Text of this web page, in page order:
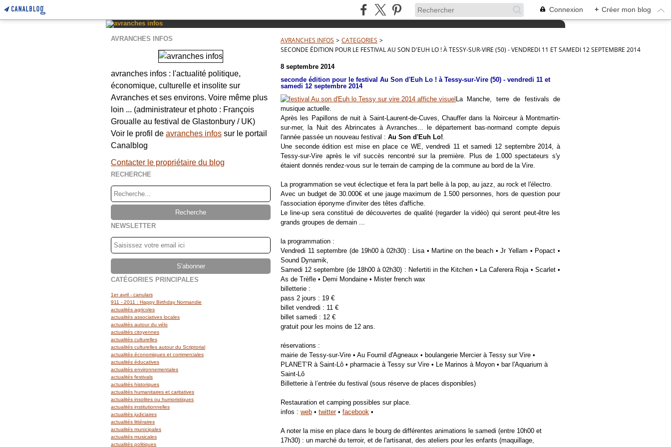
Connexion + Créer mon blog
AVRANCHES INFOS
avranches infos : l'actualité politique,
économique, culturelle et insolite sur
Avranches et ses environs. Voire même plus
loin ... (administrateur et photo : François
Groualle au festival de Glastonbury / UK)
Voir le profil de avranches infos sur le portail
Canalblog
Contacter le propriétaire du blog
RECHERCHE
NEWSLETTER
CATÉGORIES PRINCIPALES
1er avril - canulars
911 - 2011 : Happy Birthday Normandie
actualités agricoles
actualités associatives locales
actualités autour du vélo
actualités citoyennes
actualités culturelles
actualités culturelles autour du Scriptorial
actualités économiques et commerciales
actualités éducatives
actualités environnementales
actualités festivals
actualités historiques
actualités humanitaires et caritatives
actualités insolites ou humoristiques
actualités institutionnelles
actualités judiciaires
actualités littéraires
actualités municipales
actualités musicales
actualités politiques
AVRANCHES INFOS > CATEGORIES >
SECONDE ÉDITION POUR LE FESTIVAL AU SON D'EUH LO ! À TESSY-SUR-VIRE (50) - VENDREDI 11 ET SAMEDI 12 SEPTEMBRE 2014
8 septembre 2014
seconde édition pour le festival Au Son d'Euh Lo ! à Tessy-sur-Vire (50) - vendredi 11 et
samedi 12 septembre 2014
La Manche, terre de festivals de
musique actuelle.
Après les Papillons de nuit à Saint-Laurent-de-Cuves, Chauffer dans la Noirceur à Montmartin-
sur-mer, la Nuit des Abrincates à Avranches... le département bas-normand compte depuis
l'année passée un nouveau festival : Au Son d'Euh Lo!.
Une seconde édition est mise en place ce WE, vendredi 11 et samedi 12 septembre 2014, à
Tessy-sur-Vire après le vif succès rencontré sur la première. Plus de 1.000 spectateurs s'y
étaient donnés rendez-vous sur le terrain de camping de la commune au bord de la Vire.
La programmation se veut éclectique et fera la part belle à la pop, au jazz, au rock et l'électro.
Avec un budget de 30.000€ et une jauge maximum de 1.500 personnes, hors de question pour
l'association éponyme d'inviter des têtes d'affiche.
Le line-up sera constitué de découvertes de qualité (regarder la vidéo) qui seront peut-être les
grands groupes de demain ...
la programmation :
Vendredi 11 septembre (de 19h00 à 02h30) : Lisa • Martine on the beach • Jr Yellam • Popact •
Sound Dynamik,
Samedi 12 septembre (de 18h00 à 02h30) : Nefertiti in the Kitchen • La Caferera Roja • Scarlet •
As de Trèfle • Demi Mondaine • Mister french wax
billetterie :
pass 2 jours : 19 €
billet vendredi : 11 €
billet samedi : 12 €
gratuit pour les moins de 12 ans.
réservations :
mairie de Tessy-sur-Vire • Au Fournil d'Agneaux • boulangerie Mercier à Tessy sur Vire •
PLANET’R à Saint-Lô • pharmacie à Tessy sur Vire • Le Marinos à Moyon • bar l'Aquarium à
Saint-Lô
Billetterie à l’entrée du festival (sous réserve de places disponibles)
Restauration et camping possibles sur place.
infos : web • twitter• facebook •
A noter la mise en place dans le bourg de différentes animations le samedi (entre 10h00 et
17h30) : un marché du terroir, et de l'artisanat, des ateliers pour les enfants (maquillage,